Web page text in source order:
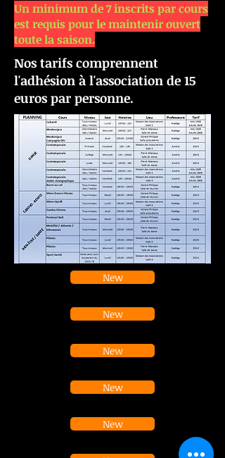
Un minimum de 7 inscrits par cours
est requis pour le maintenir ouvert
toute la saison.
Nos tarifs comprennent
l'adhésion à l'association de 15
euros par personne.
New
New
New
New
New